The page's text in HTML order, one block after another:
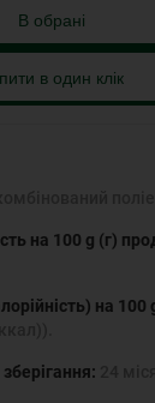
В обрані
в один клік
на 100 g (г)
на 100